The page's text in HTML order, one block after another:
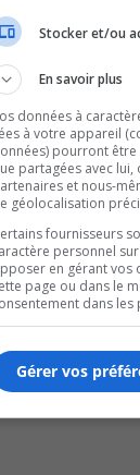
Stocker et/ou
En savoir plus
données à
à votre appareil
pourront être
partagées avec
et nous-
géolocalisation
fournisseurs
personnel
en gérant vos
page ou dans le
dans
Gérer vos